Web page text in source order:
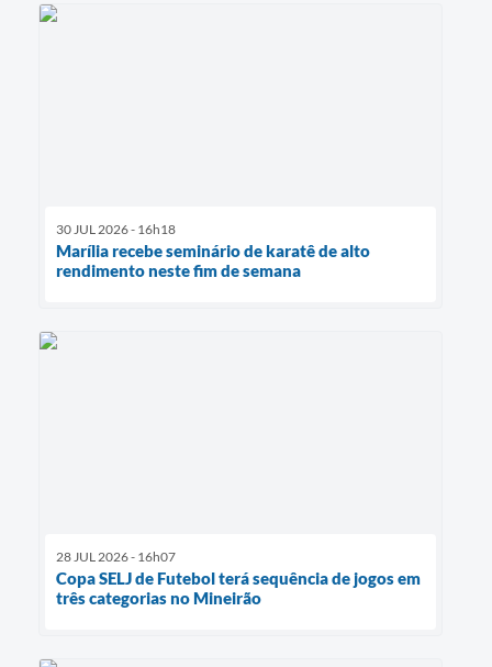
30 JUL 2026 - 16h18
Marília recebe seminário de karatê de alto
rendimento neste fim de semana
28 JUL 2026 - 16h07
Copa SELJ de Futebol terá sequência de jogos em
três categorias no Mineirão